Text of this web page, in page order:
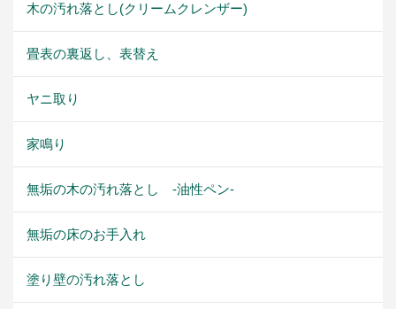
木の汚れ落とし(クリームクレンザー)
畳表の裏返し、表替え
ヤニ取り
家鳴り
無垢の木の汚れ落とし -油性ペン-
無垢の床のお手入れ
塗り壁の汚れ落とし